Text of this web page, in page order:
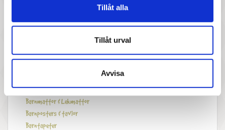
Tillåt alla
Tillåt urval
Avvisa
Övriga docktillbehör
Figurer
Barnlampor
Barnmattor & Lekmattor
Barnposters & tavlor
Barntapeter